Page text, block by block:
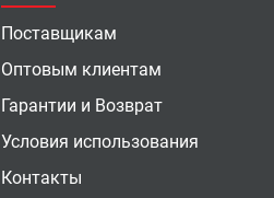
Поставщикам
Оптовым клиентам
Гарантии и Возврат
Условия использования
Контакты